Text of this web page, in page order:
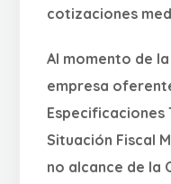
cotizaciones
Al momento de
empresa
Especificaciones
Situación Fiscal
no alcance de la